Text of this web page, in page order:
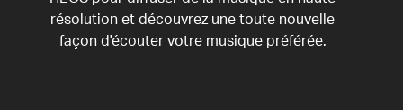
résolution et découvrez une toute nouvelle
façon d'écouter votre musique préférée.